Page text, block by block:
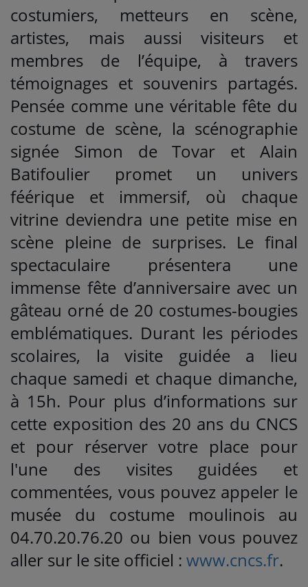
costumiers, metteurs en scène,
artistes, mais aussi visiteurs et
membres de l’équipe, à travers
témoignages et souvenirs partagés.
Pensée comme une véritable fête du
costume de scène, la scénographie
signée Simon de Tovar et Alain
Batifoulier promet un univers
féérique et immersif, où chaque
vitrine deviendra une petite mise en
scène pleine de surprises. Le final
spectaculaire présentera une
immense fête d’anniversaire avec un
gâteau orné de 20 costumes-bougies
emblématiques. Durant les périodes
scolaires, la visite guidée a lieu
chaque samedi et chaque dimanche,
à 15h. Pour plus d’informations sur
cette exposition des 20 ans du CNCS
et pour réserver votre place pour
l'une des visites guidées et
commentées, vous pouvez appeler le
musée du costume moulinois au
04.70.20.76.20 ou bien vous pouvez
aller sur le site officiel : www.cncs.fr.